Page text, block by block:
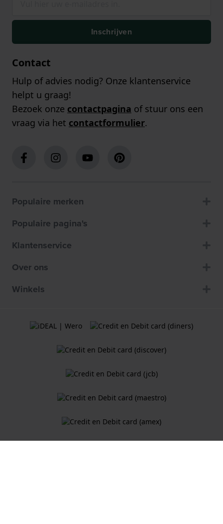
Inschrijven
Contact
Hulp of advies nodig? Onze klantenservice
helpt u graag!
Bezoek onze contactpagina of stuur ons een
vraag via het contactformulier.
Populaire merken
Populaire pagina's
Klantenservice
Over ons
Winkels